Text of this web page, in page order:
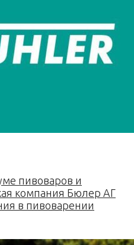
пивоваров и
компания Бюлер АГ
в пивоварении